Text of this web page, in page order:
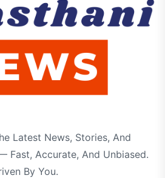
Latest News, Stories, And
Fast, Accurate, And Unbiased.
By You.